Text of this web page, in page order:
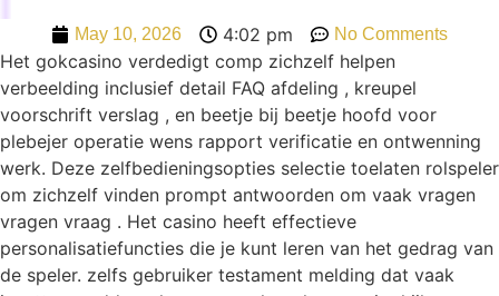
May 10, 2026 4:02 pm No Comments
Het gokcasino verdedigt comp zichzelf helpen
verbeelding inclusief detail FAQ afdeling , kreupel
voorschrift verslag , en beetje bij beetje hoofd voor
plebejer operatie wens rapport verificatie en ontwenning
werk. Deze zelfbedieningsopties selectie toelaten rolspeler
om zichzelf vinden prompt antwoorden om vaak vragen
vragen vraag . Het casino heeft effectieve
personalisatiefuncties die je kunt leren van het gedrag van
de speler. zelfs gebruiker testament melding dat vaak